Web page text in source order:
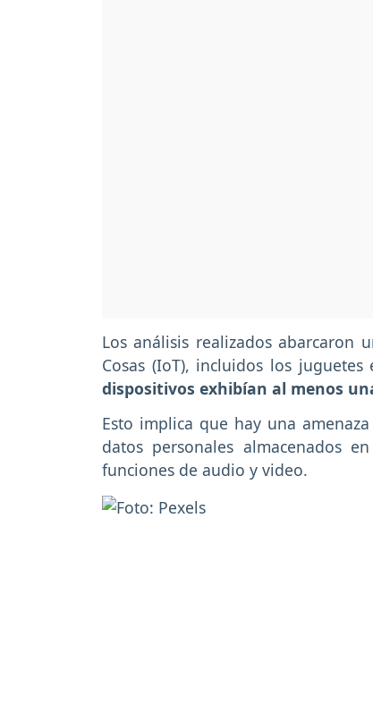
Los análisis realizados abarcaron
Cosas (IoT), incluidos los
dispositivos exhibían al menos
Esto implica que hay una
datos personales almacenados
funciones de audio y video.